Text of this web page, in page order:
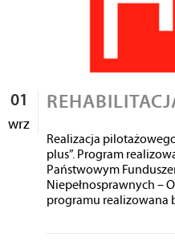
01
wrz
Realizacja
plus”. Program
Państwowym
Niepełnosprawnych –
programu realizowana